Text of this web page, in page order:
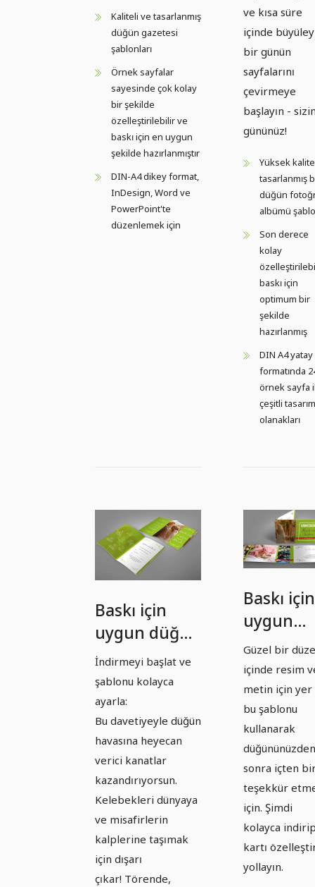
Kaliteli ve tasarlanmış
düğün gazetesi
şablonları
Örnek sayfalar
sayesinde çok kolay
bir şekilde
özelleştirilebilir ve
baskı için en uygun
şekilde hazırlanmıştır
DIN-A4 dikey format,
InDesign, Word ve
PowerPoint'te
düzenlemek için
ve kısa süre
içinde
bir günün
sayfalarını
çevirmeye
başlayın -
gününüz!
Yüksek
tasarlanmış
düğün
albümü
Son derece
kolay
baskı için
optimum bir
şekilde
hazırlanmış
DIN A4 yatay
formatında
örnek sayfa
çeşitli tasarım
olanakları
Baskı için
uygun düğün
davetiyesi
şablonu -
Versiyon 13
İndirmeyi başlat ve
şablonu kolayca
ayarla:
Bu davetiyeyle düğün
havasına heyecan
verici kanatlar
kazandırıyorsun.
Kelebekleri dünyaya
ve misafirlerin
kalplerine taşımak
için dışarı
çıkar! Törende,
Baskı için
uygun
düğün
teşekkür
kartı
şablonu -
Versiyon
13
Güzel bir
içinde resim
metin için yer
bu şablonu
kullanarak
düğününüzden
sonra içten
teşekkür
için. Şimdi
kolayca
kartı
yollayın.